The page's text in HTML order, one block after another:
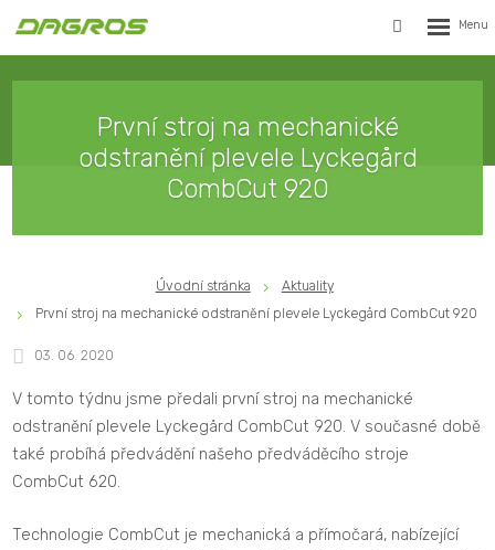
Vyhledávání
První stroj na mechanické
odstranění plevele Lyckegård
CombCut 920
Úvodní stránka
Aktuality
První stroj na mechanické odstranění plevele Lyckegård CombCut 920
03. 06. 2020
V tomto týdnu jsme předali první stroj na mechanické
odstranění plevele Lyckegård CombCut 920. V současné době
také probíhá předvádění našeho předváděcího stroje
CombCut 620.
Technologie CombCut je mechanická a přímočará, nabízející